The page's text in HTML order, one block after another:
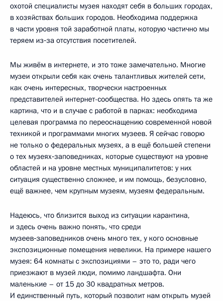
охотой специалисты музея находят себя в больших городах,
в хозяйствах больших городов. Необходима поддержка
в части уровня той заработной платы, которую частично мы
теряем из‑за отсутствия посетителей.
Мы живём в интернете, и это тоже замечательно. Многие
музеи открыли себя как очень талантливых жителей сети,
как очень интересных, творчески настроенных
представителей интернет-сообщества. Но здесь опять та же
картина, что и в случае с работой в парках: необходима
целевая программа по переоснащению современной новой
техникой и программами многих музеев. Я сейчас говорю
не только о федеральных музеях, а в ещё большей степени
о тех музеях‑заповедниках, которые существуют на уровне
областей и на уровне местных муниципалитетов: у них
ситуация существенно сложнее, и им помощь, безусловно,
ещё важнее, чем крупным музеям, музеям федеральным.
Надеюсь, что близится выход из ситуации карантина,
и здесь очень важно понять, что среди
музеев‑заповедников очень много тех, у кого основные
экспозиционные помещения невелики. На примере нашего
музея: 64 комнаты с экспозициями – это то, ради чего
приезжают в музей люди, помимо ландшафта. Они
маленькие – от 15 до 30 квадратных метров.
И единственный путь, который позволит нам открыть музей